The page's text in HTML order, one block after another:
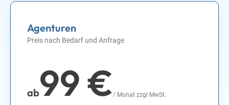
Kurkarten-Management
Support
Direktanbindung ERGO Reiseversicherung
Agenturen
Preis nach Bedarf und Anfrage
ab99 €/ Monat zzgl MwSt.